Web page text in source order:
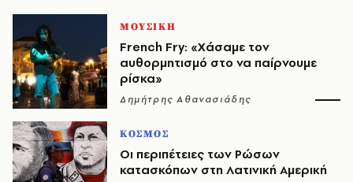
ΜΟΥΣΙΚΗ
French Fry: «Χάσαμε τον
αυθορμητισμό στο να παίρνουμε
ρίσκα»
Δημήτρης Αθανασιάδης
ΚΟΣΜΟΣ
Οι περιπέτειες των Ρώσων
κατασκόπων στη Λατινική Αμερική